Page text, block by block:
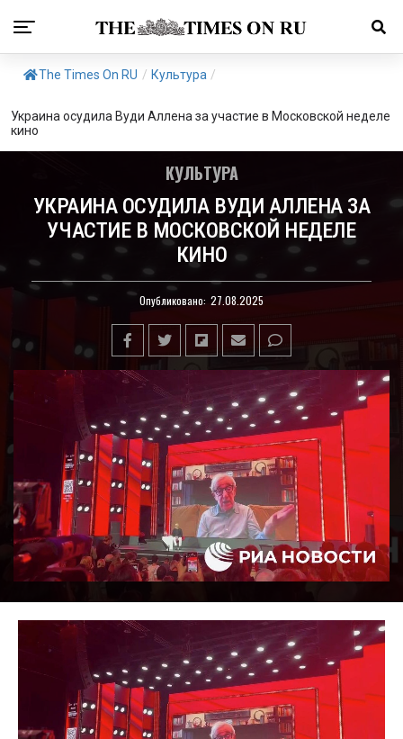
The Times On RU / Культура /
Украина осудила Вуди Аллена за участие в Московской неделе
кино
КУЛЬТУРА
УКРАИНА ОСУДИЛА ВУДИ АЛЛЕНА ЗА
УЧАСТИЕ В МОСКОВСКОЙ НЕДЕЛЕ
КИНО
Опубликовано: 27.08.2025